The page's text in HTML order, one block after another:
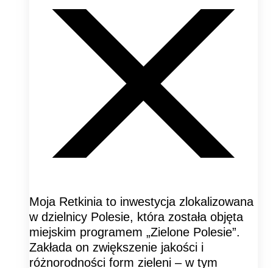
Moja Retkinia to inwestycja zlokalizowana
w dzielnicy Polesie, która została objęta
miejskim programem „Zielone Polesie”.
Zakłada on zwiększenie jakości i
różnorodności form zieleni – w tym